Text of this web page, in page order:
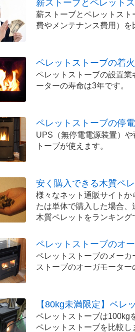
薪ストーブとペレット
薪ストーブとペレットス
費やメンテナンス費用）を
ペレットストーブの着
ペレットストーブの設置業
ーターの寿命は3年です。
ペレットストーブの停
UPS（無停電電源装置）
トーブが使えます。
安く購入できる木質ペ
様々なネット通販サイトか
たは単体で購入した場合
木質ペレットをランキング
ペレットストーブのオ
ペレットストーブのメーカ
ストーブのオーガモーター
【80kg未満限定】ペレ
ペレットストーブは100kg
ペレットストーブを比較し